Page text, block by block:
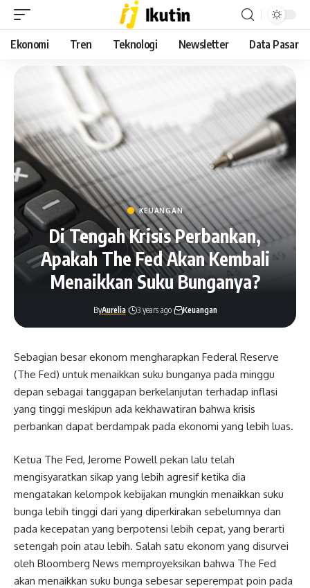
Ekonomi Tren Teknologi Newsletter Data Pasar
KEUANGAN
Di Tengah Krisis Perbankan,
Apakah The Fed Akan Kembali
Menaikkan Suku Bunganya?
ByAurelia 3 years ago Keuangan
Sebagian besar ekonom mengharapkan Federal Reserve
(The Fed) untuk menaikkan suku bunganya pada minggu
depan sebagai tanggapan berkelanjutan terhadap inflasi
yang tinggi meskipun ada kekhawatiran bahwa krisis
perbankan dapat berdampak pada ekonomi yang lebih luas.
Ketua The Fed, Jerome Powell pekan lalu telah
mengisyaratkan sikap yang lebih agresif ketika dia
mengatakan kelompok kebijakan mungkin menaikkan suku
bunga lebih tinggi dari yang diperkirakan sebelumnya dan
pada kecepatan yang berpotensi lebih cepat, yang berarti
setengah poin atau lebih. Salah satu ekonom yang disurvei
oleh Bloomberg News memproyeksikan bahwa The Fed
akan menaikkan suku bunga sebesar seperempat poin pada